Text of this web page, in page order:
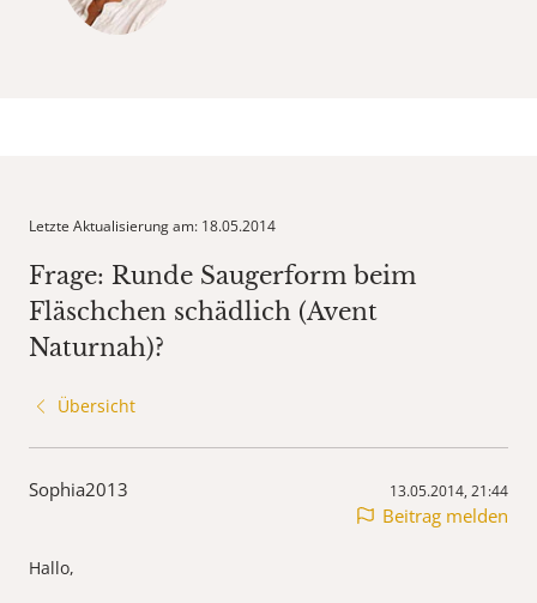
Letzte Aktualisierung am: 18.05.2014
Frage: Runde Saugerform beim
Fläschchen schädlich (Avent
Naturnah)?
Übersicht
Sophia2013 13.05.2014, 21:44
Beitrag melden
Hallo,